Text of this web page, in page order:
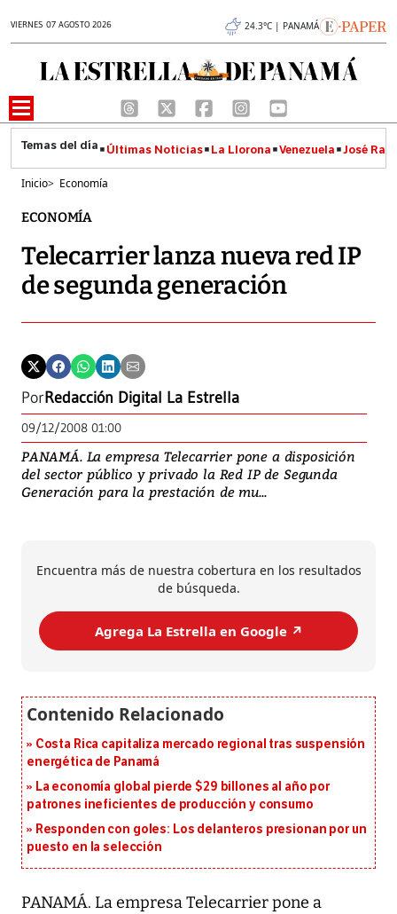
VIERNES 07 AGOSTO 2026 24.3°C | PANAMÁ
Últimas Noticias La Llorona Venezuela José
Inicio> Economía
ECONOMÍA
Telecarrier lanza nueva red IP
de segunda generación
PorRedacción Digital La Estrella
09/12/2008 01:00
PANAMÁ. La empresa Telecarrier pone a disposición
del sector público y privado la Red IP de Segunda
Generación para la prestación de mu...
Encuentra más de nuestra cobertura en los resultados
de búsqueda.
Agrega La Estrella en Google ↗️
Costa Rica capitaliza mercado regional tras suspensión
energética de Panamá
La economía global pierde $29 billones al año por
patrones ineficientes de producción y consumo
Responden con goles: Los delanteros presionan por un
puesto en la selección
PANAMÁ. La empresa Telecarrier pone a